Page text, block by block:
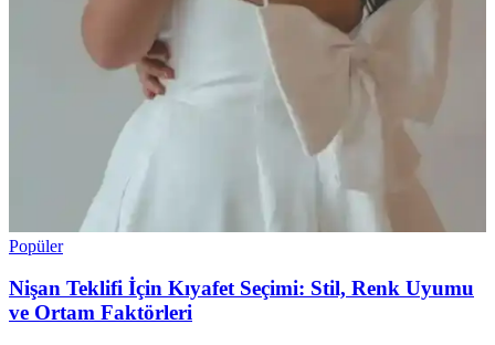
Popüler
Nişan Teklifi İçin Kıyafet Seçimi: Stil, Renk Uyumu
ve Ortam Faktörleri